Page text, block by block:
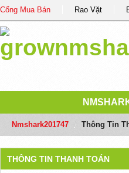
Cổng Mua Bán Rao Vặt
Nmshark201747 Thông Tin
THÔNG TIN THANH TOÁN